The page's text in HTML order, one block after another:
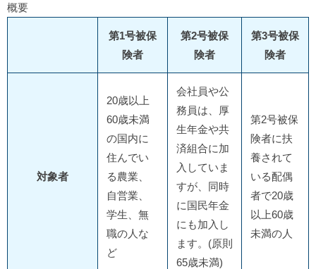
概要
第1号被保
険者
第2号被保
険者
第3号被保
険者
対象者
20歳以上
60歳未満
の国内に
住んでい
る農業、
自営業、
学生、無
職の人な
ど
会社員や公
務員は、厚
生年金や共
済組合に加
入していま
すが、同時
に国民年金
にも加入し
ます。(原則
65歳未満)
第2号被保
険者に扶
養されて
いる配偶
者で20歳
以上60歳
未満の人